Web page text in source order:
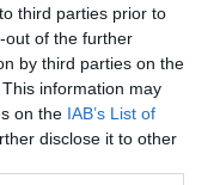
third parties prior to
out of the further
by third parties on the
information may
on the IAB’s List of
disclose it to other